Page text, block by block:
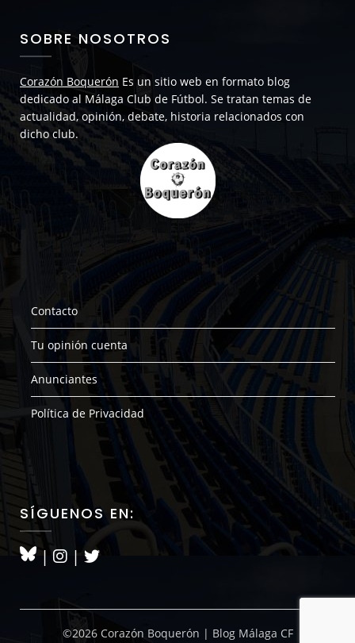
SOBRE NOSOTROS
Corazón Boquerón Es un sitio web en formato blog
dedicado al Málaga Club de Fútbol. Se tratan temas de
actualidad, opinión, debate, historia relacionados con
dicho club.
Contacto
Tu opinión cuenta
Anunciantes
Política de Privacidad
SÍGUENOS EN:
| |
©2026 Corazón Boquerón | Blog Málaga CF